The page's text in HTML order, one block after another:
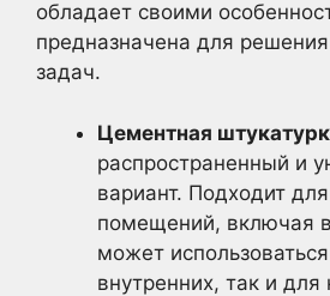
обладает своими
предназначена для
задач.
Цементная
распространенный и
вариант. Подходит
помещений, включая
может
внутренних, так и